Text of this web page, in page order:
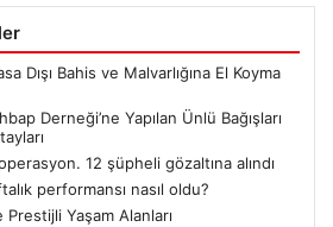
Dışı Bahis ve Malvarlığına El Koyma
Derneği’ne Yapılan Ünlü Bağışları
12 şüpheli gözaltına alındı
performansı nasıl oldu?
Yaşam Alanları